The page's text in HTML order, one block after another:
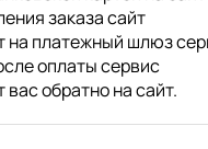
заказа сайт
на платежный шлюз
оплаты сервис
вас обратно на сайт.